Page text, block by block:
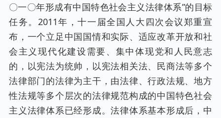
〇一〇年形成有中国特色社会主义法律体系”的目标
任务。2011年，十一届全国人大四次会议郑重宣
布，一个立足中国国情和实际、适应改革开放和社
会主义现代化建设需要、集中体现党和人民意志
的，以宪法为统帅，以宪法相关法、民商法等多个
法律部门的法律为主干，由法律、行政法规、地方
性法规等多个层次的法律规范构成的中国特色社会
主义法律体系已经形成。法律体系基本形成后，中